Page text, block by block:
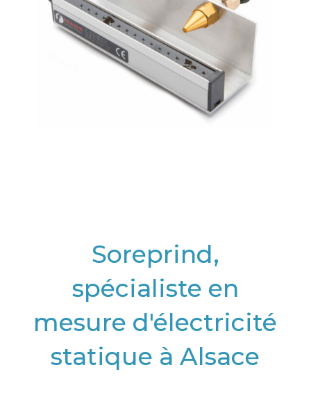
Soreprind,
spécialiste en
mesure d'électricité
statique à Alsace